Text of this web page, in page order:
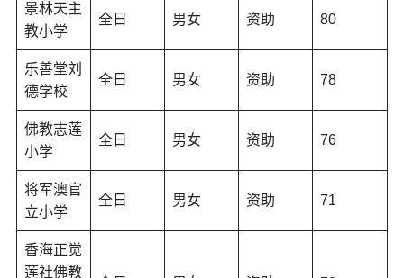
景林天主
教小学
全日 男女 资助 80
乐善堂刘
德学校
全日 男女 资助 78
佛教志莲
小学
全日 男女 资助 76
将军澳官
立小学
全日 男女 资助 71
香海正觉
莲社佛教